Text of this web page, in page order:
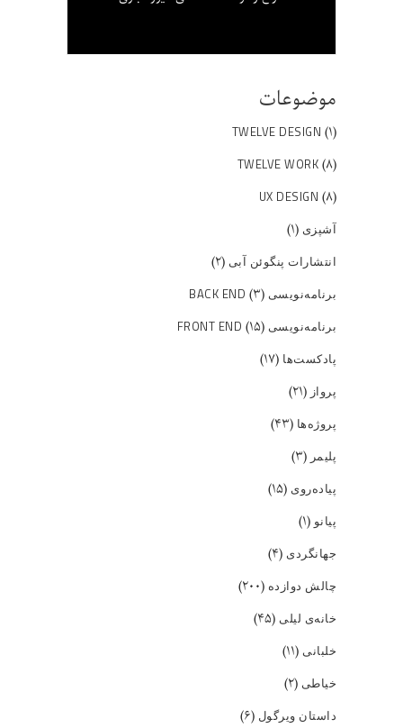
موضوعات
TWELVE DESIGN (۱)
TWELVE WORK (۸)
UX DESIGN (۸)
آشپزی (۱)
انتشارات پنگوئن آبی (۲)
برنامه‌نویسی BACK END (۳)
برنامه‌نویسی FRONT END (۱۵)
پادکست‌ها (۱۷)
پرواز (۲۱)
پروژه‌ها (۴۳)
پلیمر (۳)
پیاده‌روی (۱۵)
پیانو(۱)
جهانگردی (۴)
چالش دوازده (۲۰۰)
خانه‌ی لیلی (۴۵)
خلبانی (۱۱)
خیاطی (۲)
داستان ویرگول (۶)